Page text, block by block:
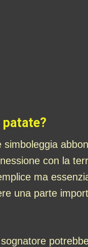
patate?
con la
ma
una parte